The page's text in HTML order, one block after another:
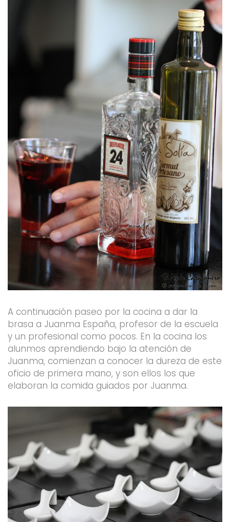
A continuación paseo por la cocina a dar la
brasa a Juanma España, profesor de la escuela
y un profesional como pocos. En la cocina los
alunmos aprendiendo bajo la atención de
Juanma, comienzan a conocer la dureza de este
oficio de primera mano, y son ellos los que
elaboran la comida guiados por Juanma.